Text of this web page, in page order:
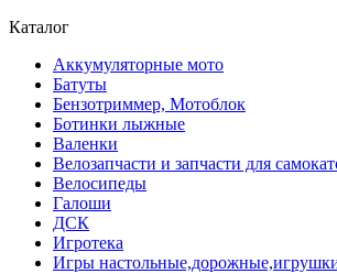
Каталог
Аккумуляторные мото
Батуты
Бензотриммер, Мотоблок
Ботинки лыжные
Валенки
Велозапчасти и запчасти для
Велосипеды
Галоши
ДСК
Игротека
Игры